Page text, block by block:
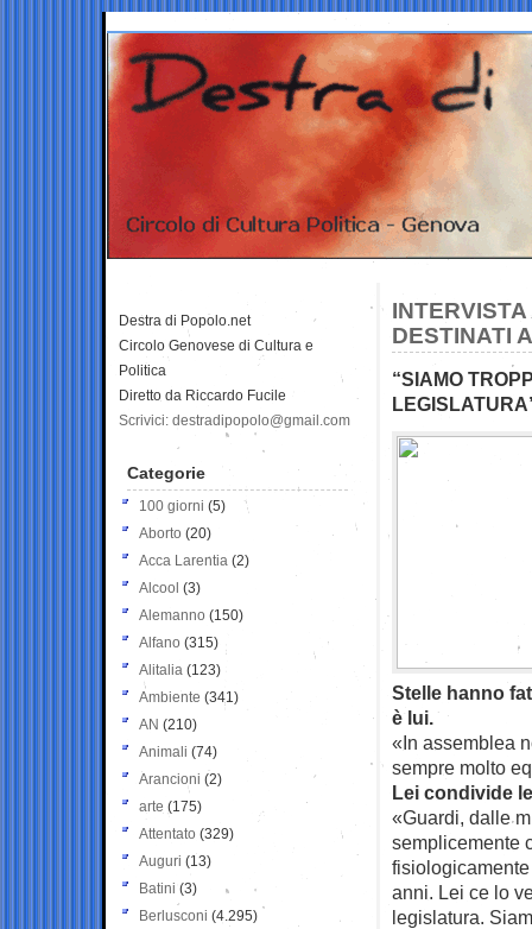
DESTINATI
“SIAMO
Stelle hanno
è lui.
«In assemblea
sempre molto
Lei condivide
«Guardi, dalle
semplicemente
anni. Lei ce lo
legislatura.
Destra di Popolo.net
Circolo Genovese di Cultura e
Politica
Diretto da Riccardo Fucile
Scrivici: destradipopolo@gmail.com
Categorie
100 giorni (5)
Aborto (20)
Acca Larentia (2)
Alcool (3)
Alemanno (150)
Alfano (315)
Alitalia (123)
Ambiente (341)
AN (210)
Animali (74)
Arancioni (2)
arte (175)
Attentato (329)
Auguri (13)
Batini (3)
Berlusconi (4.295)